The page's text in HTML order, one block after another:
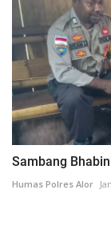
Sambang
Humas Polres Alor